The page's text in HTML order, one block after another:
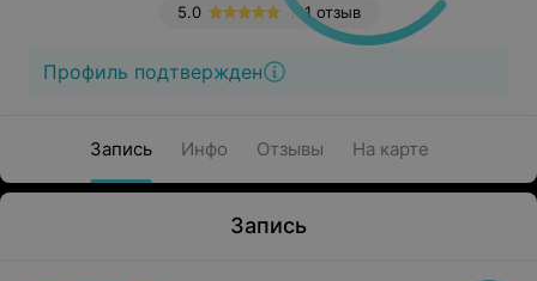
1 отзыв
5.0
Профиль подтвержден
Запись Инфо Отзывы На карте
Запись